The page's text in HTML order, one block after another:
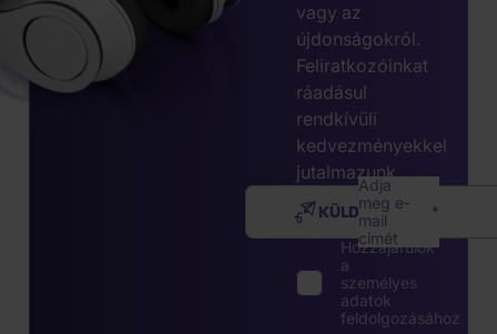
vagy az
újdonságokról.
Feliratkozóinkat
ráadásul
rendkívüli
kedvezményekkel
jutalmazunk.
Adja
meg e-
mail
címét
KÜLDÉS
Hozzájárulok
a
személyes
adatok
feldolgozásához